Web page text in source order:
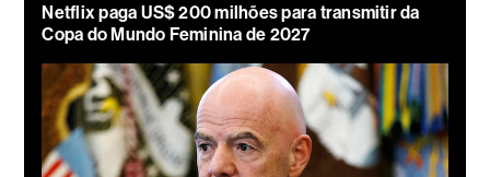
Netflix paga US$ 200 milhões para transmitir da
Copa do Mundo Feminina de 2027